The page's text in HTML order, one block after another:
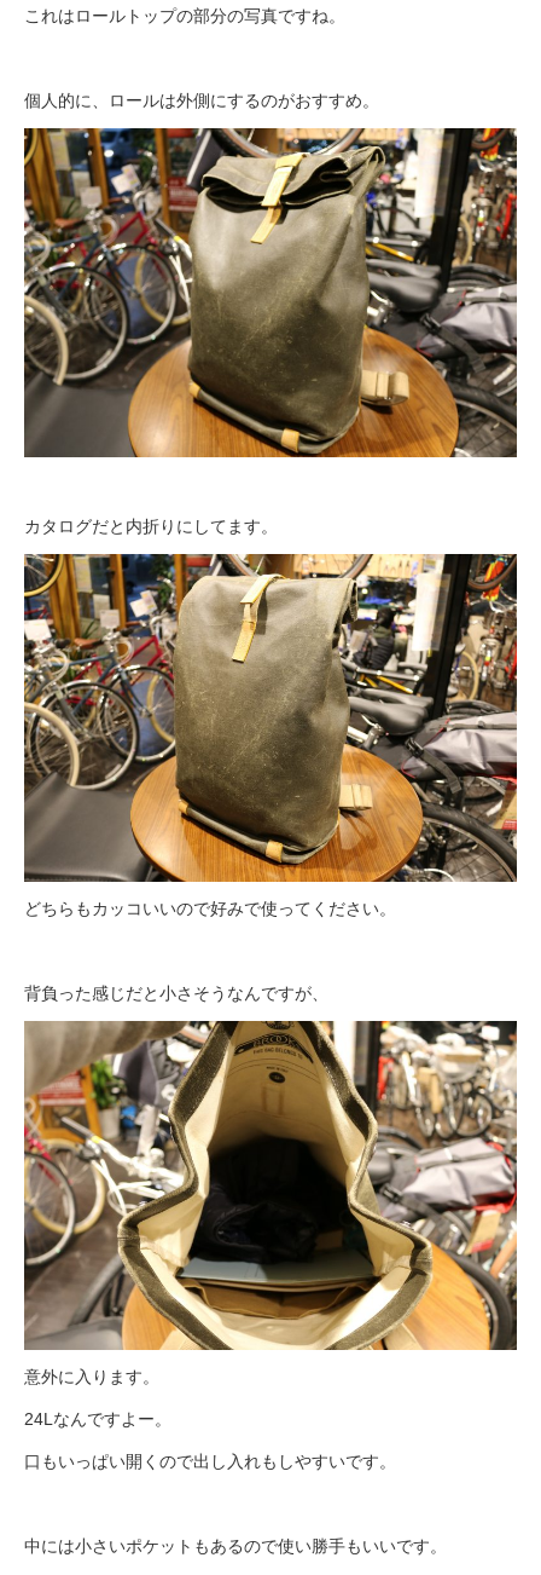
これはロールトップの部分の写真ですね。
個人的に、ロールは外側にするのがおすすめ。
カタログだと内折りにしてます。
どちらもカッコいいので好みで使ってください。
背負った感じだと小さそうなんですが、
意外に入ります。
24Lなんですよー。
口もいっぱい開くので出し入れもしやすいです。
中には小さいポケットもあるので使い勝手もいいです。